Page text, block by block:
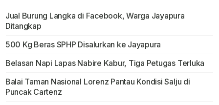
Jual Burung Langka di Facebook, Warga Jayapura
Ditangkap
500 Kg Beras SPHP Disalurkan ke Jayapura
Belasan Napi Lapas Nabire Kabur, Tiga Petugas Terluka
Balai Taman Nasional Lorenz Pantau Kondisi Salju di
Puncak Cartenz